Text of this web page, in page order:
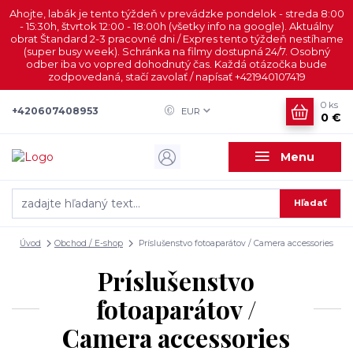
Ahojte, labák je tento týždeň v prevádzke pondelok - streda 8:00
- 15:30h, štvrtok 12:00 - 18:00h (všetky info na google). Aktuálny
obrat Štandard 2-3 pracovné dni / Expres tento týždeň nestíhame
(super busy week). Schránka na filmy dostupná 24/7. Osobný
odber iba vo vopred dohodnutý čas. Každá otázočka bude
zodpovedaná, stačí zavolať / napísať +421940107419
Menu
EUR
Hľadať
+420607408953
0 ks
0 €
Úvod Obchod / E-shop Príslušenstvo fotoaparátov / Camera accessories
Príslušenstvo
fotoaparátov /
Camera accessories